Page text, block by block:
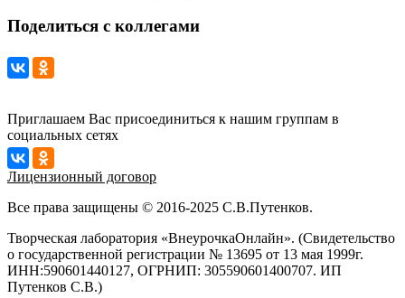
Поделиться с коллегами
Приглашаем Вас присоединиться к нашим группам в
социальных сетях
Лицензионный договор
Все права защищены © 2016-2025 С.В.Путенков.
Творческая лаборатория «ВнеурочкаОнлайн». (Свидетельство
о государственной регистрации № 13695 от 13 мая 1999г.
ИНН:590601440127, ОГРНИП: 305590601400707. ИП
Путенков С.В.)